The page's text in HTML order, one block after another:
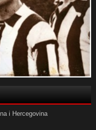
i Hercegovina